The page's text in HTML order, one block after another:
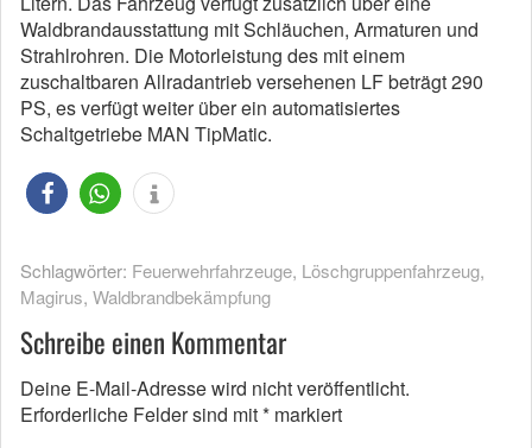
Waldbrandausstattung mit Schläuchen, Armaturen und
Strahlrohren. Die Motorleistung des mit einem
zuschaltbaren Allradantrieb versehenen LF beträgt 290
PS, es verfügt weiter über ein automatisiertes
Schaltgetriebe MAN TipMatic.
Schlagwörter: Feuerwehrfahrzeuge, Löschgruppenfahrzeug,
Magirus, Waldbrandbekämpfung
Schreibe einen Kommentar
Deine E-Mail-Adresse wird nicht veröffentlicht.
Erforderliche Felder sind mit* markiert